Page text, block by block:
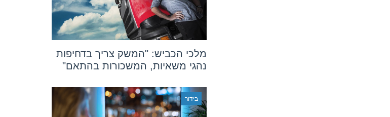
מלכי הכביש: "המשק צריך בדחיפות
נהגי משאיות, המשכורות בהתאם"
בידור